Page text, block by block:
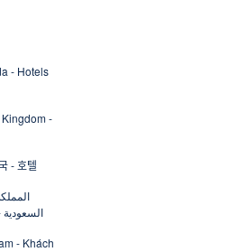
- Hotels
-
- 호텔
السعودية
- Khách